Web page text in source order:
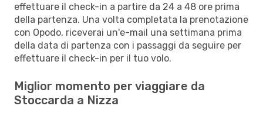
effettuare il check-in a partire da 24 a 48 ore prima
della partenza. Una volta completata la prenotazione
con Opodo, riceverai un'e-mail una settimana prima
della data di partenza con i passaggi da seguire per
effettuare il check-in per il tuo volo.
Miglior momento per viaggiare da
Stoccarda a Nizza